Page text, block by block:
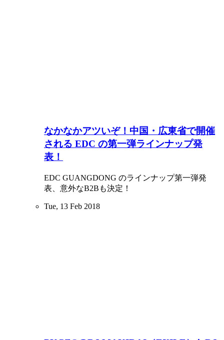
なかなかアツいぞ！中国・広東省で開催
される EDC の第一弾ラインナップ発
表！
EDC GUANGDONG のラインナップ第一弾発
表、意外なB2Bも決定！
Tue, 13 Feb 2018